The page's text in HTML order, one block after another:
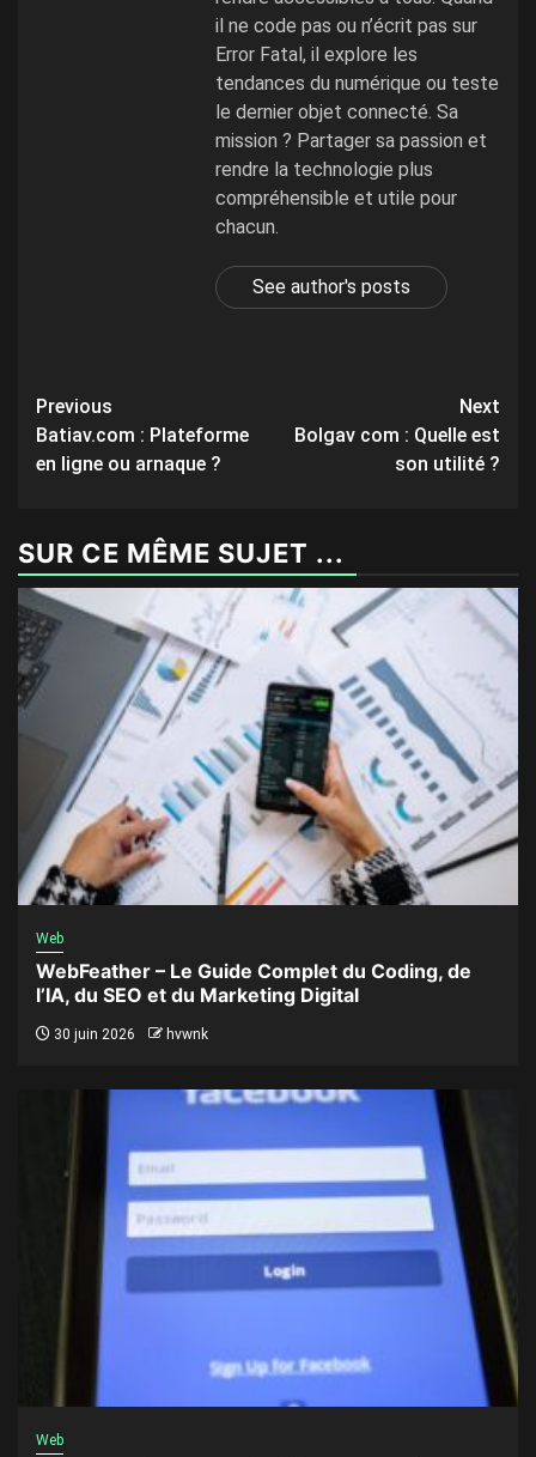
il ne code pas ou n’écrit pas sur
Error Fatal, il explore les
tendances du numérique ou teste
le dernier objet connecté. Sa
mission ? Partager sa passion et
rendre la technologie plus
compréhensible et utile pour
chacun.
See author's posts
Post
navigation
Previous
Batiav.com : Plateforme
en ligne ou arnaque ?
Next
Bolgav com : Quelle est
son utilité ?
SUR CE MÊME SUJET ...
Web
WebFeather – Le Guide Complet du Coding, de
l’IA, du SEO et du Marketing Digital
30 juin 2026 hvwnk
Web